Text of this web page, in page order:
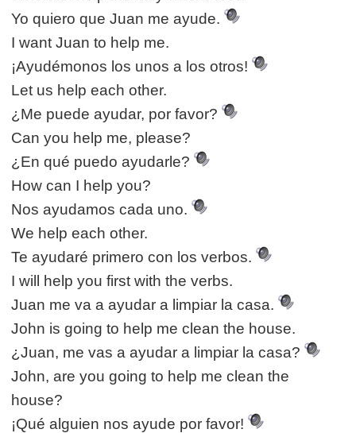
Yo quiero que Juan me ayude.
I want Juan to help me.
¡Ayudémonos los unos a los otros!
Let us help each other.
¿Me puede ayudar, por favor?
Can you help me, please?
¿En qué puedo ayudarle?
How can I help you?
Nos ayudamos cada uno.
We help each other.
Te ayudaré primero con los verbos.
I will help you first with the verbs.
Juan me va a ayudar a limpiar la casa.
John is going to help me clean the house.
¿Juan, me vas a ayudar a limpiar la casa?
John, are you going to help me clean the
house?
¡Qué alguien nos ayude por favor!